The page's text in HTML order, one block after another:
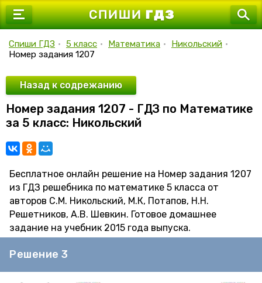
7 класс
9 класс
10 класс
11 класс
Спиши ГДЗ • 5 класс • Математика • Никольский •
Номер задания 1207
Назад к содрежанию
Номер задания 1207 - ГДЗ по Математике
за 5 класс: Никольский
Бесплатное онлайн решение на Номер задания 1207
из ГДЗ решебника по математике 5 класса от
авторов С.М. Никольский, М.К, Потапов, Н.Н.
Решетников, А.В. Шевкин. Готовое домашнее
задание на учебник 2015 года выпуска.
Решение 3